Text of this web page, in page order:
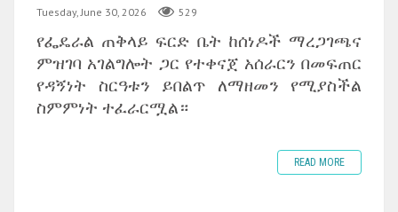
Tuesday, June 30, 2026 529
‎የፌዴራል ጠቅላይ ፍርድ ቤት ከሰነዶች ማረጋገጫና
ምዝገባ አገልግሎት ጋር የተቀናጀ አሰራርን በመፍጠር
የዳኝነት ስርዓቱን ይበልጥ ለማዘመን የሚያስችል
ስምምነት ተፈራርሟል።
READ MORE